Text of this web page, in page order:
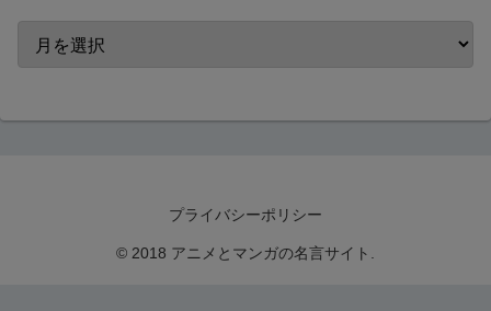
プライバシーポリシー
© 2018 アニメとマンガの名言サイト.